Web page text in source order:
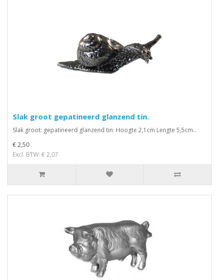
Slak groot gepatineerd glanzend tin.
Slak groot: gepatineerd glanzend tin: Hoogte 2,1cm Lengte 5,5cm..
€ 2,50
Excl. BTW: € 2,07